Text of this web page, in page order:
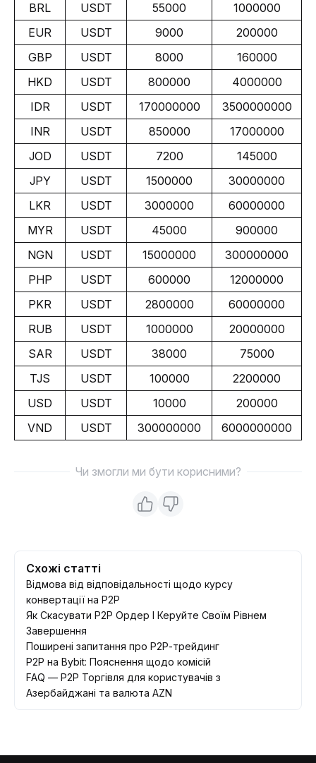
BRL
USDT 55000
1000000
EUR
USDT 9000
200000
GBP
USDT 8000
160000
HKD
USDT 800000
4000000
IDR
USDT 170000000
3500000000
INR
USDT 850000
17000000
JOD
USDT 7200
145000
JPY
USDT 1500000
30000000
LKR
USDT 3000000
60000000
MYR
USDT 45000
900000
NGN
USDT 15000000
300000000
PHP
USDT 600000
12000000
PKR
USDT 2800000
60000000
RUB
USDT 1000000
20000000
SAR
USDT 38000
75000
TJS
USDT 100000
2200000
USD
USDT 10000
200000
VND
USDT 300000000 6000000000
Чи змогли ми бути корисними?
Схожі статті
Відмова від відповідальності щодо курсу
конвертації на P2P
Як Скасувати P2P Ордер І Керуйте Своїм Рівнем
Завершення
Поширені запитання про Р2Р-трейдинг
P2P на Bybit: Пояснення щодо комісій
FAQ — P2P Торгівля для користувачів з
Азербайджані та валюта AZN